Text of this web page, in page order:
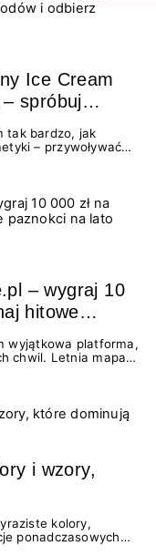
Ice Cream
spróbuj
tak bardzo, jak
– przywoływać
to coś więcej niż
teksturę,
Tego lata
unikalny projekt
– wygraj 10
hitowe
wyjątkowa platforma,
chwil. Letnia mapa
wyjazdów, przez
i kolekcjonowanie
coś absolutnie
dawkę
i wzory,
kolory,
ponadczasowych